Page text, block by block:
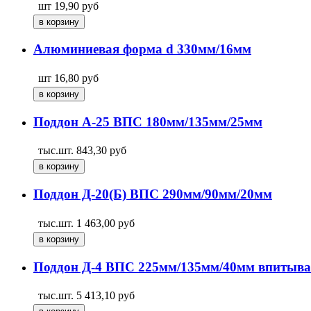
шт 19,90 руб
Алюминиевая форма d 330мм/16мм
шт 16,80 руб
Поддон А-25 ВПС 180мм/135мм/25мм
тыс.шт. 843,30 руб
Поддон Д-20(Б) ВПС 290мм/90мм/20мм
тыс.шт. 1 463,00 руб
Поддон Д-4 ВПС 225мм/135мм/40мм
тыс.шт. 5 413,10 руб